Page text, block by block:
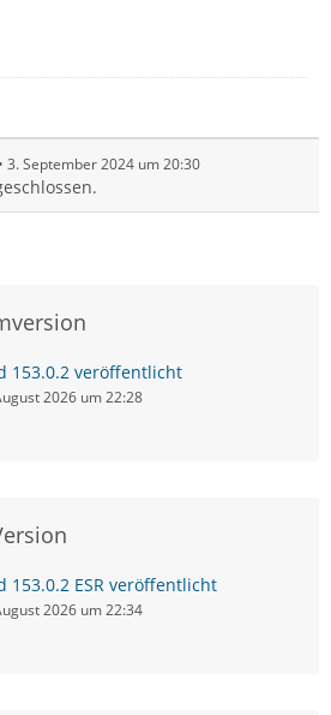
3. September 2024 um 20:30
153.0.2 veröffentlicht
2026 um 22:28
153.0.2 ESR veröffentlicht
2026 um 22:34